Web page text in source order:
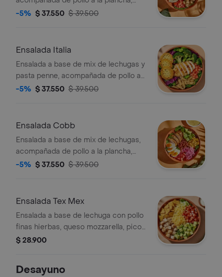
kale picado, tomate chonto, aguacate,
con vinagreta césar.
-5% $ 37.550 $ 39.500
Ensalada Italia
Ensalada a base de mix de lechugas y
pasta penne, acompañada de pollo a
la plancha, brócoli rostizado, tomate
-5% $ 37.550 $ 39.500
Ensalada Cobb
Ensalada a base de mix de lechugas,
acompañada de pollo a la plancha,
tomate chonto, huevo duro, tocineta,
recomendada con vinagreta
-5% $ 37.550 $ 39.500
Ensalada Tex Mex
Ensalada a base de lechuga con pollo
finas hierbas, queso mozzarella, pico
de gallo, aguacate, totopos triturados
$ 28.900
Desayuno